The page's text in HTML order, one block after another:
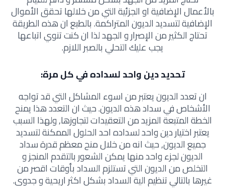
بالأعمال الإضافية او الجزئية التي من خلالها تحقق الأموال
الإضافية لتسديد الديون المتراكمة. بالطبع ان هذه الطريقة
تحتاج الكثير من الإصرار و الجهد لذا ان كنت تنوي اتباعها
يجب عليك التحلي بالصبر اللازم.
تحديد دين واحد لسداده في كل مرة:
ان تعدد الديون يعتبر من اسوء المشاكل التي قد تواجه
الأشخاص في سداد هذه الديون. حيث ان التعدد هذا يمنح
الخطة المتبعة المزيد من التعقيدات لتجاوزها, ولهذا السبب
يعتبر اختيار دين واحد لسداده احد الحلول الممكنة لتسديد
جميع الديون, حيث انه من خلال منح معظم قدرة سداد
الديون لجزء واحد منها يمكن الشعور بالتقدم المنجز و
التخلص من الديون التي تستلزم السداد بأوقات اقصر من
غيرها بالتالي تنظيم الية السداد بشكل اكثر اريحية و جدوى.